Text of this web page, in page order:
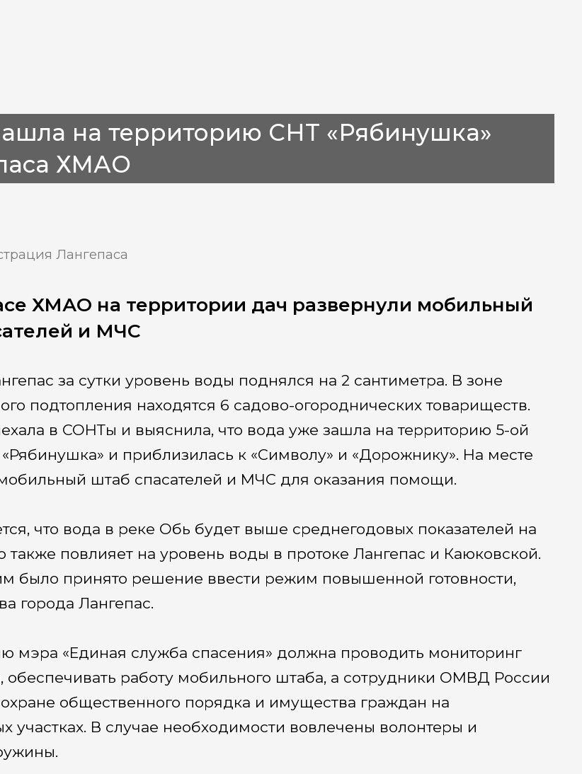
на территорию СНТ «Рябинушка»
ХМАО
Лангепаса
ХМАО на территории дач развернули мобильный
и МЧС
за сутки уровень воды поднялся на 2 сантиметра. В зоне
подтопления находятся 6 садово-огороднических товариществ.
в СОНТы и выяснила, что вода уже зашла на территорию 5-ой
и приблизилась к «Символу» и «Дорожнику». На месте
штаб спасателей и МЧС для оказания помощи.
что вода в реке Обь будет выше среднегодовых показателей на
также повлияет на уровень воды в протоке Лангепас и Каюковской.
было принято решение ввести режим повышенной готовности,
города Лангепас.
мэра «Единая служба спасения» должна проводить мониторинг
обеспечивать работу мобильного штаба, а сотрудники ОМВД России
охране общественного порядка и имущества граждан на
участках. В случае необходимости вовлечены волонтеры и